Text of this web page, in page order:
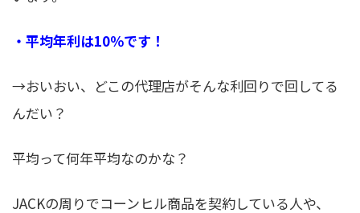
・平均年利は10％です！
→おいおい、どこの代理店がそんな利回りで回してる
んだい？
平均って何年平均なのかな？
JACKの周りでコーンヒル商品を契約している人や、